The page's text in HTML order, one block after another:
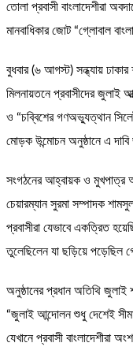
তোলা প্রবাসী বাংলাদেশীরা
মানবাধিকার জোট “গ্লোবাল
বুধবার (৬ আগস্ট) সন্ধ্যায় ঢাকার
মিলনায়তনে প্রবাসীদের জুলাই
ও “চব্বিশের গণঅভ্যুত্থান
মোড়ক উন্মোচন অনুষ্ঠানে এ
সংগঠনের আহ্বায়ক ও মুখপাত্র
চেয়ারম্যান সুরমা সম্পাদক
প্রবাসীরা যেভাবে একত্রিত
তুলেছিলেন যা ছড়িয়ে পড়েছিল
অনুষ্ঠানের প্রধান অতিথি জুলাই
“জুলাই আন্দোলন শুধু দেশেই
যেখানে প্রবাসী বাংলাদেশীরা